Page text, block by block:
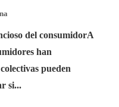
del consumidorA
han
pueden
si...